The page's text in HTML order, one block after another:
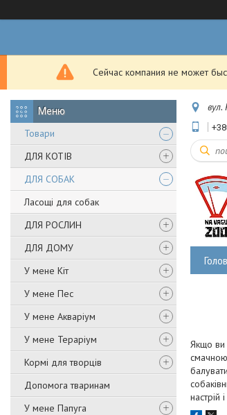
Сейчас компания не может
Товари
ДЛЯ КОТІВ
ДЛЯ СОБАК
Ласощі для собак
ДЛЯ РОСЛИН
ДЛЯ ДОМУ
У мене Кіт
У мене Пес
У мене Акваріум
У мене Тераріум
Кормі для творців
Допомога тваринам
У мене Папуга
вул.
Якщо ви
настрій